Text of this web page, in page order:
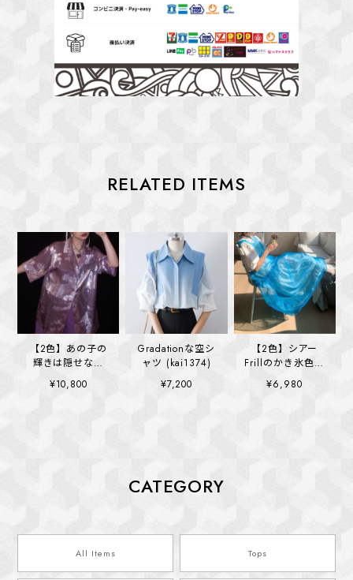
RELATED ITEMS
【2色】あの子の
輝きは隠せない
cloudy time
(kai1395)
¥10,800
Gradationな空シ
ャツ (kai1374)
¥7,200
【2色】シアー
Frillのかき氷色ワ
ンピース
(kai1364)
¥6,980
CATEGORY
All Items Tops